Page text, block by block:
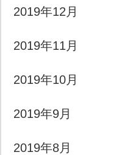
2019年12月
2019年11月
2019年10月
2019年9月
2019年8月